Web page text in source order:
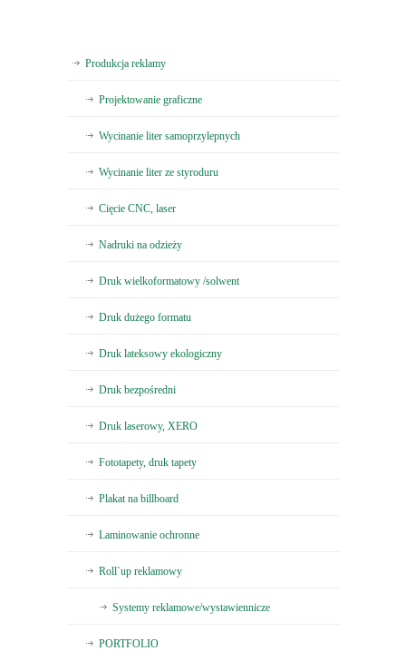
Produkcja reklamy
Projektowanie graficzne
Wycinanie liter samoprzylepnych
Wycinanie liter ze styroduru
Cięcie CNC, laser
Nadruki na odzieży
Druk wielkoformatowy /solwent
Druk dużego formatu
Druk lateksowy ekologiczny
Druk bezpośredni
Druk laserowy, XERO
Fototapety, druk tapety
Plakat na billboard
Laminowanie ochronne
Roll`up reklamowy
Systemy reklamowe/wystawiennicze
PORTFOLIO